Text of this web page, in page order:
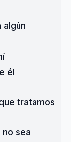
algún
él
tratamos
no sea